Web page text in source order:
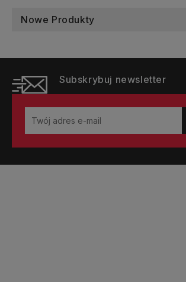
Nowe Produkty
Subskrybuj newsletter